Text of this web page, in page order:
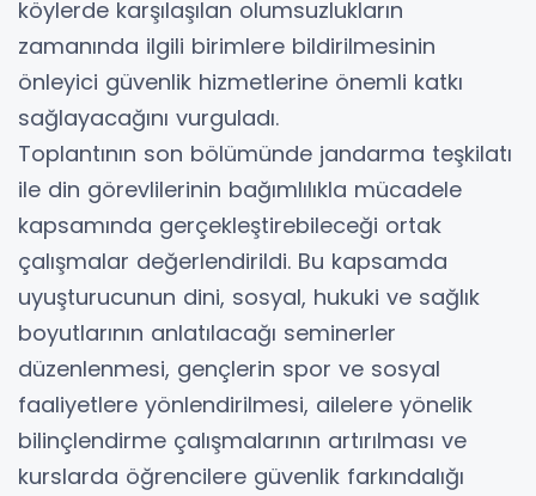
köylerde karşılaşılan olumsuzlukların
zamanında ilgili birimlere bildirilmesinin
önleyici güvenlik hizmetlerine önemli katkı
sağlayacağını vurguladı.
Toplantının son bölümünde jandarma teşkilatı
ile din görevlilerinin bağımlılıkla mücadele
kapsamında gerçekleştirebileceği ortak
çalışmalar değerlendirildi. Bu kapsamda
uyuşturucunun dini, sosyal, hukuki ve sağlık
boyutlarının anlatılacağı seminerler
düzenlenmesi, gençlerin spor ve sosyal
faaliyetlere yönlendirilmesi, ailelere yönelik
bilinçlendirme çalışmalarının artırılması ve
kurslarda öğrencilere güvenlik farkındalığı